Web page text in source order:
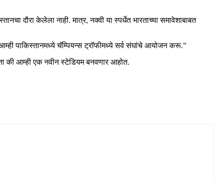
दौरा केलेला नाही. मात्र, नक्वी या स्पर्धेत भारताच्या समावेशाबाबत
पाकिस्तानमध्ये चॅम्पियन्स ट्रॉफीमध्ये सर्व संघांचे आयोजन करू.”
की आम्ही एक नवीन स्टेडियम बनवणार आहोत.